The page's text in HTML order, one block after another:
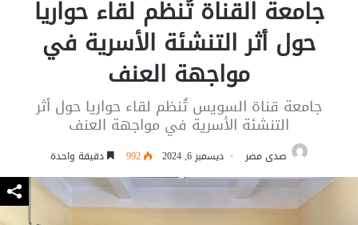
جامعة القناة تُنظم لقاء حواريا
حول أثر التنشئة الأسرية في
مواجهة العنف
جامعة قناة السويس تُنظم لقاء حواريا حول أثر
التنشئة الأسرية في مواجهة العنف
صدى مصر ديسمبر 6, 2024 992 دقيقة واحدة